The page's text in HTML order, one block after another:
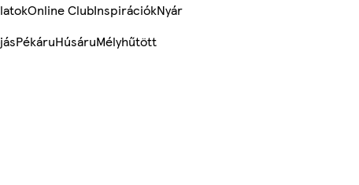
Online ClubInspirációkNyár
PékáruHúsáruMélyhűtött